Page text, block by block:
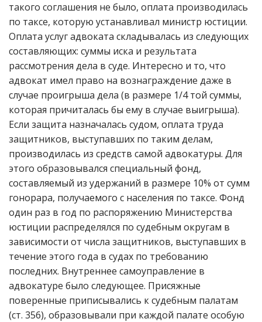
такого соглашения не было, оплата производилась
по таксе, которую устанавливал министр юстиции.
Оплата услуг адвоката складывалась из следующих
составляющих: суммы иска и результата
рассмотрения дела в суде. Интересно и то, что
адвокат имел право на вознаграждение даже в
случае проигрыша дела (в размере 1/4 той суммы,
которая причиталась бы ему в случае выигрыша).
Если защита назначалась судом, оплата труда
защитников, выступавших по таким делам,
производилась из средств самой адвокатуры. Для
этого образовывался специальный фонд,
составляемый из удержаний в размере 10% от сумм
гонорара, получаемого с населения по таксе. Фонд
один раз в год по распоряжению Министерства
юстиции распределялся по судебным округам в
зависимости от числа защитников, выступавших в
течение этого года в судах по требованию
последних. Внутреннее самоуправление в
адвокатуре было следующее. Присяжные
поверенные приписывались к судебным палатам
(ст. 356), образовывали при каждой палате особую